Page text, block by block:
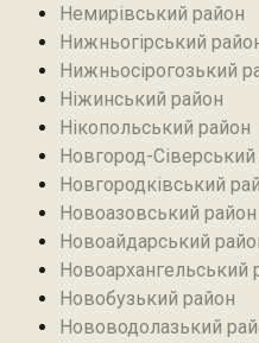
Немирівський район
Нижньогірський
Нижньосірогозький
Ніжинський район
Нікопольський район
Новгород-Сіверський
Новгородківський
Новоазовський район
Новоайдарський
Новоархангельський
Новобузький район‎
Нововодолазький